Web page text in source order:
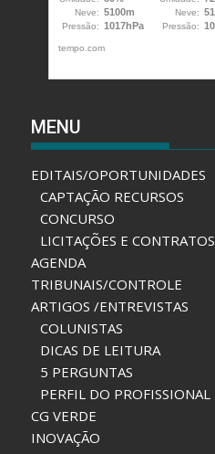
MENU
EDITAIS/OPORTUNIDADES
CAPTAÇÃO RECURSOS
CONCURSO
LICITAÇÕES E CONTRATOS
AGENDA
TRIBUNAIS/CONTROLE
ARTIGOS /ENTREVISTAS
COLUNISTAS
DICAS DE LEITURA
5 PERGUNTAS
PERFIL DO PROFISSIONAL
CG VERDE
INOVAÇÃO